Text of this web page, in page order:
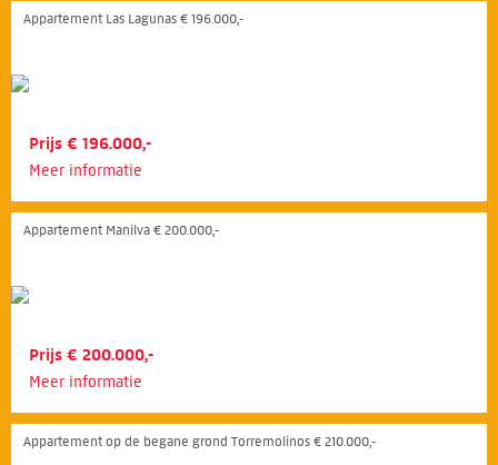
Appartement Las Lagunas € 196.000,-
Prijs € 196.000,-
Meer informatie
Appartement Manilva € 200.000,-
Prijs € 200.000,-
Meer informatie
Appartement op de begane grond Torremolinos € 210.000,-